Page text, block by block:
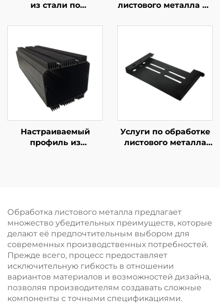
из стали по
заказу
листового металла по
заказу, изгиб стали с
Настраиваемый
профиль из
Услуги по обработке
листового металла
Обработка листового металла предлагает
множество убедительных преимуществ, которые
делают её предпочтительным выбором для
современных производственных потребностей.
Прежде всего, процесс предоставляет
исключительную гибкость в отношении
вариантов материалов и возможностей дизайна,
позволяя производителям создавать сложные
компоненты с точными спецификациями.